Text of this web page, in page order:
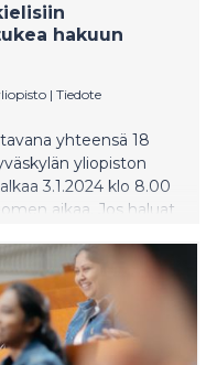
hakuun
| Tiedote
yhteensä 18
yliopiston
3.1.2024 klo 8.00
aikaa. Jos haluat
klo 15.00.